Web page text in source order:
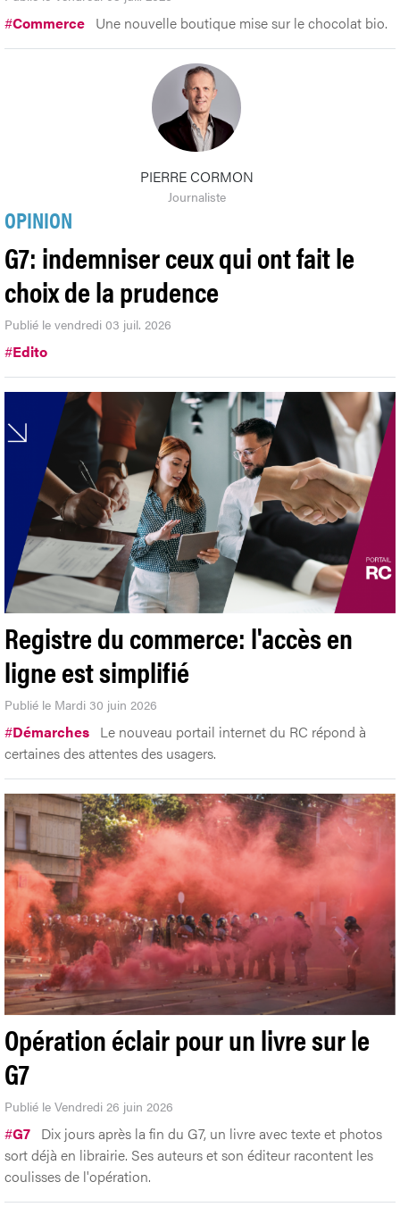
#Commerce Une nouvelle boutique mise sur le chocolat bio.
PIERRE CORMON
Journaliste
OPINION
G7: indemniser ceux qui ont fait le
choix de la prudence
Publié le vendredi 03 juil. 2026
#Edito
Registre du commerce: l'accès en
ligne est simplifié
Publié le Mardi 30 juin 2026
#Démarches Le nouveau portail internet du RC répond à
certaines des attentes des usagers.
Opération éclair pour un livre sur le
G7
Publié le Vendredi 26 juin 2026
#G7 Dix jours après la fin du G7, un livre avec texte et photos
sort déjà en librairie. Ses auteurs et son éditeur racontent les
coulisses de l'opération.